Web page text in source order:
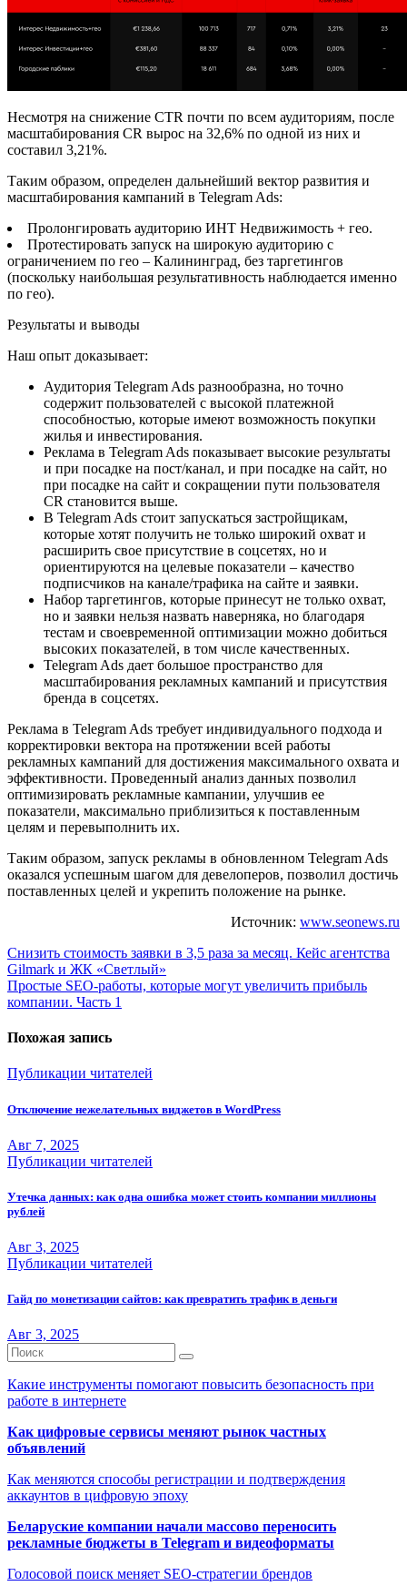
Несмотря на снижение CTR почти по всем аудиториям, после
масштабирования CR вырос на 32,6% по одной из них и
составил 3,21%.
Таким образом, определен дальнейший вектор развития и
масштабирования кампаний в Telegram Ads:
Пролонгировать аудиторию ИНТ Недвижимость + гео.
Протестировать запуск на широкую аудиторию с
ограничением по гео – Калининград, без таргетингов
(поскольку наибольшая результативность наблюдается именно
по гео).
Результаты и выводы
Наш опыт доказывает:
Аудитория Telegram Ads разнообразна, но точно
содержит пользователей с высокой платежной
способностью, которые имеют возможность покупки
жилья и инвестирования.
Реклама в Telegram Ads показывает высокие результаты
и при посадке на пост/канал, и при посадке на сайт, но
при посадке на сайт и сокращении пути пользователя
CR становится выше.
В Telegram Ads стоит запускаться застройщикам,
которые хотят получить не только широкий охват и
расширить свое присутствие в соцсетях, но и
ориентируются на целевые показатели – качество
подписчиков на канале/трафика на сайте и заявки.
Набор таргетингов, которые принесут не только охват,
но и заявки нельзя назвать наверняка, но благодаря
тестам и своевременной оптимизации можно добиться
высоких показателей, в том числе качественных.
Telegram Ads дает большое пространство для
масштабирования рекламных кампаний и присутствия
бренда в соцсетях.
Реклама в Telegram Ads требует индивидуального подхода и
корректировки вектора на протяжении всей работы
рекламных кампаний для достижения максимального охвата и
эффективности. Проведенный анализ данных позволил
оптимизировать рекламные кампании, улучшив ее
показатели, максимально приблизиться к поставленным
целям и перевыполнить их.
Таким образом, запуск рекламы в обновленном Telegram Ads
оказался успешным шагом для девелоперов, позволил достичь
поставленных целей и укрепить положение на рынке.
Источник: www.seonews.ru
Навигация
по
записям
Снизить стоимость заявки в 3,5 раза за месяц. Кейс агентства
Gilmark и ЖК «Светлый»
Простые SEO-работы, которые могут увеличить прибыль
компании. Часть 1
Похожая запись
Публикации читателей
Отключение нежелательных виджетов в WordPress
Авг 7, 2025
Публикации читателей
Утечка данных: как одна ошибка может стоить компании миллионы
рублей
Авг 3, 2025
Публикации читателей
Гайд по монетизации сайтов: как превратить трафик в деньги
Авг 3, 2025
Какие инструменты помогают повысить безопасность при
работе в интернете
Как цифровые сервисы меняют рынок частных
объявлений
Как меняются способы регистрации и подтверждения
аккаунтов в цифровую эпоху
Беларуские компании начали массово переносить
рекламные бюджеты в Telegram и видеоформаты
Голосовой поиск меняет SEO-стратегии брендов